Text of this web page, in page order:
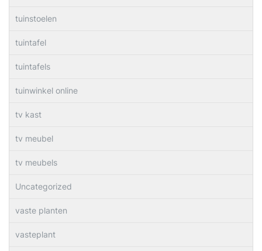
tuinstoelen
tuintafel
tuintafels
tuinwinkel online
tv kast
tv meubel
tv meubels
Uncategorized
vaste planten
vasteplant